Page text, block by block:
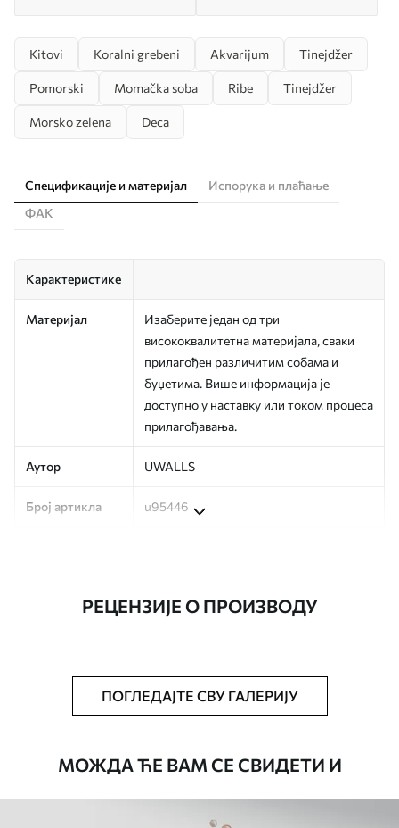
Kitovi Koralni grebeni Akvarijum Tinejdžer
Pomorski Momačka soba Ribe Tinejdžer
Morsko zelena Deca
Спецификације и материјал
Испорука и плаћање
ФАК
Карактеристике
Материјал
Изаберите један од три
висококвалитетна материјала, сваки
прилагођен различитим собама и
буџетима. Више информација је
доступно у наставку или током процеса
прилагођавања.
Аутор UWALLS
Број артикла u95446
Тапета се може нежно очистити меким
сунђером. Позадине са завршном
водом.
РЕЦЕНЗИЈЕ О ПРОИЗВОДУ
ПОГЛЕДАЈТЕ СВУ ГАЛЕРИЈУ
МОЖДА ЋЕ ВАМ СЕ СВИДЕТИ И